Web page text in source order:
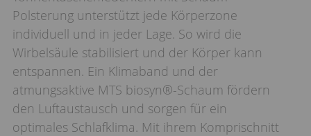
Polsterung unterstützt jede Körperzone
individuell und in jeder Lage. So wird die
Wirbelsäule stabilisiert und der Körper kann
entspannen. Ein Klimaband und der
atmungsaktive MTS biosyn®-Schaum fördern
den Luftaustausch und sorgen für ein
optimales Schlafklima. Mit ihrem Komprischnitt